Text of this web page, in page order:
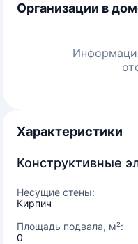
Организации в
Характеристики
Конструктивные
Несущие стены:
Кирпич
Площадь подвала, м²:
0